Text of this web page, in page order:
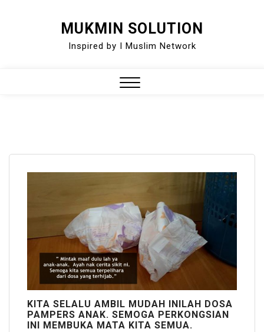
MUKMIN SOLUTION
Inspired by I Muslim Network
KITA SELALU AMBIL MUDAH INILAH DOSA
PAMPERS ANAK. SEMOGA PERKONGSIAN
INI MEMBUKA MATA KITA SEMUA.